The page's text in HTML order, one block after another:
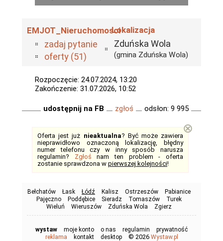
EMJOT_Nieruchomosci
zadaj pytanie
oferty (51)
Lokalizacja
Zduńska Wola
(gmina Zduńska Wola)
Rozpoczęcie: 24.07.2024, 13:20
Zakończenie: 31.07.2026, 10:52
udostępnij na FB zgłoś odsłon: 9 995
Oferta jest już nieaktualna? Być może zawiera
nieprawidłowo oznaczoną lokalizację, błędny
numer telefonu czy w inny sposób narusza
regulamin? Zgłoś nam ten problem - oferta
zostanie sprawdzona w pierwszej kolejności!
⊗
Bełchatów Łask Łódź Kalisz Ostrzeszów
Pabianice
Pajęczno
Poddębice Sieradz Tomaszów
Turek
Wieluń
Wieruszów Zduńska Wola Zgierz
wystaw moje konto o nas regulamin
prywatność
reklama
kontakt desktop © 2026 Wystaw.pl